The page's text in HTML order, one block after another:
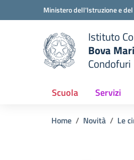
Ministero dell'Istruzione e
scuola
Istituto
Bova
Condofuri
Scuola Servizi
Home Novità Le